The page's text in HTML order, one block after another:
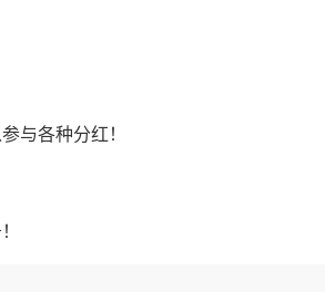
与各种分红！